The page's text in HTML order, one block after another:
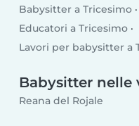
Babysitter a Tricesimo
Educatori a Tricesimo
Lavori per babysitter a
Babysitter nelle
Reana del Rojale